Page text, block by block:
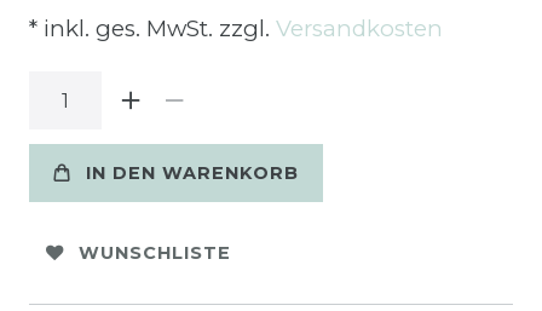
* inkl. ges. MwSt. zzgl. Versandkosten
IN DEN WARENKORB
WUNSCHLISTE